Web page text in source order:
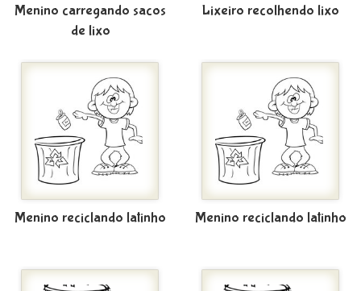
Menino carregando sacos
de lixo
Lixeiro recolhendo lixo
Menino reciclando latinho Menino reciclando latinho